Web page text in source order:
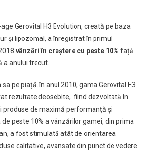
Gerovital H3 Evolution, creată pe baza
și lipozomal, a înregistrat în primul
vânzări în creștere cu peste 10% față
a anului trecut.
sa pe piață, în anul 2010, gama Gerovital H3
rezultate deosebite, fiind dezvoltată în
produse de maximă performanță și
peste 10% a vânzărilor gamei, din prima
a fost stimulată atât de orientarea
calitative, avansate din punct de vedere